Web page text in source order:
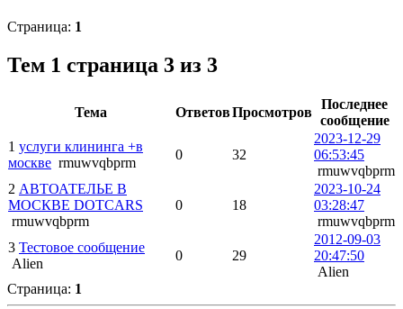
Страница: 1
Тем 1 страница 3 из 3
Тема ОтветовПросмотров
Последнее
сообщение
1 услуги клининга +в
москве rmuwvqbprm
0 32
2023-12-29
06:53:45
rmuwvqbprm
2 АВТОАТЕЛЬЕ В
МОСКВЕ DOTCARS
rmuwvqbprm
0 18
2023-10-24
03:28:47
rmuwvqbprm
3 Тестовое сообщение
Alien
0 29
2012-09-03
20:47:50
Alien
Страница: 1